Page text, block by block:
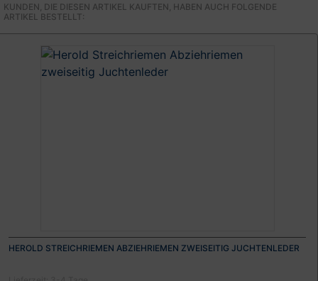
KUNDEN, DIE DIESEN ARTIKEL KAUFTEN, HABEN AUCH FOLGENDE
ARTIKEL BESTELLT:
HEROLD STREICHRIEMEN ABZIEHRIEMEN ZWEISEITIG JUCHTENLEDER